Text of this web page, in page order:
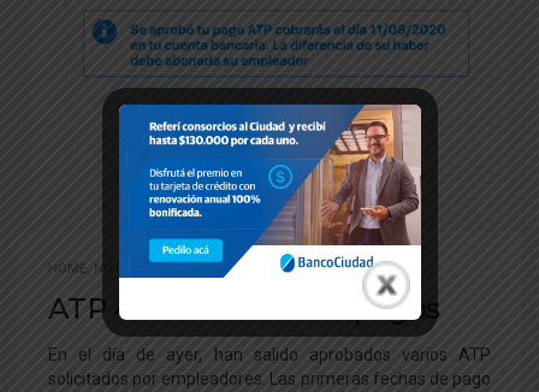
HOME, NOTICIAS
ATP 4: Comienzan los pagos
En el día de ayer, han salido aprobados varios ATP
solicitados por empleadores. Las primeras fechas de pago